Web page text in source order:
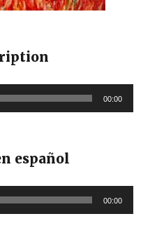
00:00
español
00:00